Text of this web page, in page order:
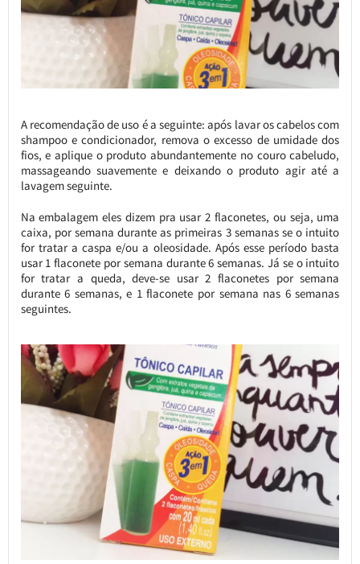
A recomendação de uso é a seguinte: após lavar os cabelos com
shampoo e condicionador, remova o excesso de umidade dos
fios, e aplique o produto abundantemente no couro cabeludo,
massageando suavemente e deixando o produto agir até a
lavagem seguinte.
Na embalagem eles dizem pra usar 2 flaconetes, ou seja, uma
caixa, por semana durante as primeiras 3 semanas se o intuito
for tratar a caspa e/ou a oleosidade. Após esse período basta
usar 1 flaconete por semana durante 6 semanas. Já se o intuito
for tratar a queda, deve-se usar 2 flaconetes por semana
durante 6 semanas, e 1 flaconete por semana nas 6 semanas
seguintes.